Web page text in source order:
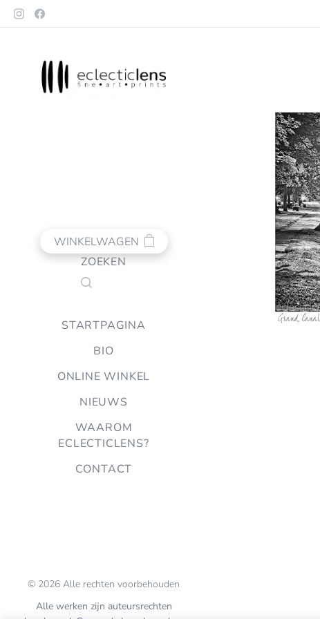
WINKELWAGEN
ZOEKEN
STARTPAGINA
BIO
ONLINE WINKEL
NIEUWS
WAAROM
ECLECTICLENS?
CONTACT
© 2026 Alle rechten voorbehouden
Alle werken zijn auteursrechten